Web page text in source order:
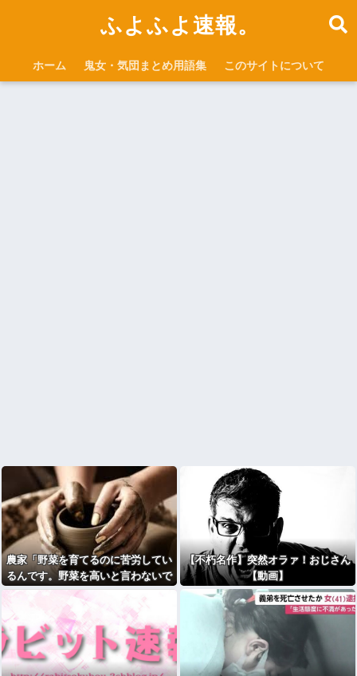
ふよふよ速報。
ホーム 鬼女・気団まとめ用語集 このサイトについて
農家「野菜を育てるのに苦労してい
るんです。野菜を高いと言わないで
ください。」
【不朽名作】突然オラァ！おじさん
【動画】